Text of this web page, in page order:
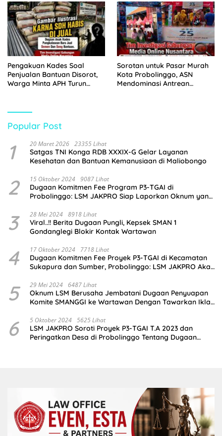
Pengakuan Kades Soal
Penjualan Bantuan Disorot,
Warga Minta APH Turun
Sorotan untuk Pasar Murah
Kota Probolinggo, ASN
Mendominasi Antrean
Popular Post
1 20 Maret 2026 23355 Lihat
Satgas TNI Konga RDB XXXIX-G Gelar Layanan
Kesehatan dan Bantuan Kemanusiaan di Maliobongo
2 15 Oktober 2024 9087 Lihat
Dugaan Komitmen Fee Program P3-TGAI di
Probolinggo: LSM JAKPRO Siap Laporkan Oknum yang
3 28 Mei 2024 8918 Lihat
Viral..!! Berita Dugaan Pungli, Kepsek SMAN 1
Gondanglegi Blokir Kontak Wartawan
4 17 Oktober 2024 7718 Lihat
Dugaan Komitmen Fee Proyek P3-TGAI di Kecamatan
Sukapura dan Sumber, Probolinggo: LSM JAKPRO Akan
5 29 Mei 2024 6487 Lihat
Oknum LSM Berusaha Jembatani Dugaan Penyuapan
Komite SMANGGI ke Wartawan Dengan Tawarkan Iklan
6 5 Oktober 2024 5625 Lihat
LSM JAKPRO Soroti Proyek P3-TGAI T.A 2023 dan
Peringatkan Desa di Probolinggo Tentang Dugaan